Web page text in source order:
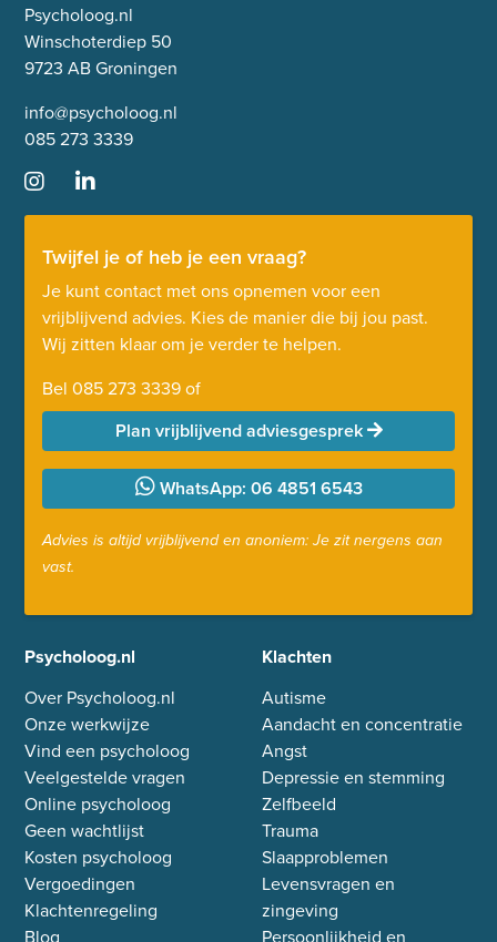
Psycholoog.nl
Winschoterdiep 50
9723 AB Groningen
info@psycholoog.nl
085 273 3339
Twijfel je of heb je een vraag?
Je kunt contact met ons opnemen voor een
vrijblijvend advies. Kies de manier die bij jou past.
Wij zitten klaar om je verder te helpen.
Bel 085 273 3339of
Plan vrijblijvend adviesgesprek
WhatsApp: 06 4851 6543
Advies is altijd vrijblijvend en anoniem: Je zit nergens aan
vast.
Psycholoog.nl
Over Psycholoog.nl
Onze werkwijze
Vind een psycholoog
Veelgestelde vragen
Online psycholoog
Geen wachtlijst
Kosten psycholoog
Vergoedingen
Klachtenregeling
Blog
Klachten
Autisme
Aandacht en concentratie
Angst
Depressie en stemming
Zelfbeeld
Trauma
Slaapproblemen
Levensvragen en
zingeving
Persoonlijkheid en